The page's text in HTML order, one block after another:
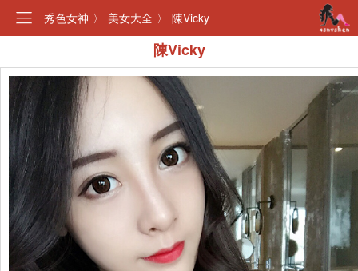
秀色女神 〉 美女大全 〉 陳Vicky
陳Vicky